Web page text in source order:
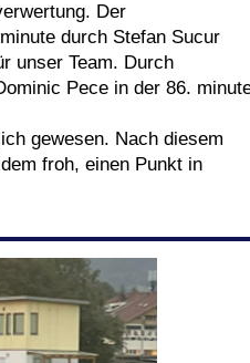
Der
durch Stefan Sucur
unser Team. Durch
Pece in der 86.
gewesen. Nach diesem
froh, einen Punkt in